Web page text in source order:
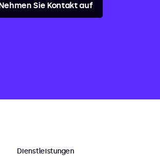
Sie Kontakt auf
Dienstleistungen